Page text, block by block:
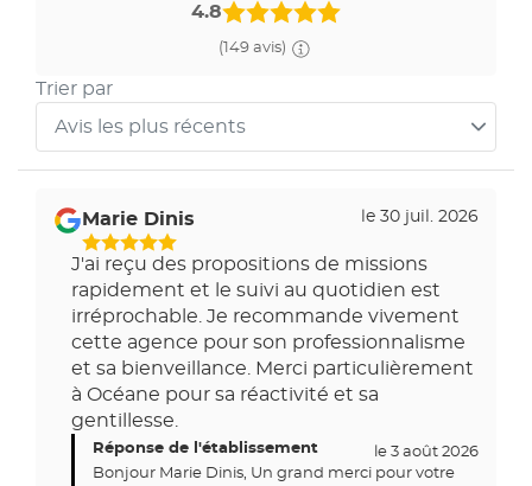
4.8
(149 avis)
Trier par
Avis les plus récents
avis
Marie Dinis le 30 juil. 2026
J'ai reçu des propositions de missions
rapidement et le suivi au quotidien est
irréprochable. Je recommande vivement
cette agence pour son professionnalisme
et sa bienveillance. Merci particulièrement
à Océane pour sa réactivité et sa
gentillesse.
Réponse de l'établissement
le 3 août 2026
Bonjour Marie Dinis, Un grand merci pour votre